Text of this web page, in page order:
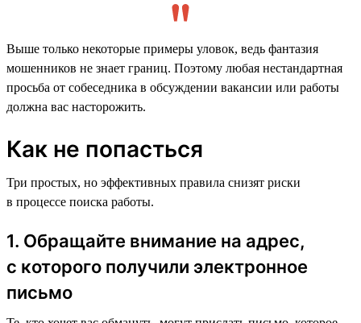
Выше только некоторые примеры уловок, ведь фантазия
мошенников не знает границ. Поэтому любая нестандартная
просьба от собеседника в обсуждении вакансии или работы
должна вас насторожить.
Как не попасться
Три простых, но эффективных правила снизят риски
в процессе поиска работы.
1. Обращайте внимание на адрес,
с которого получили электронное
письмо